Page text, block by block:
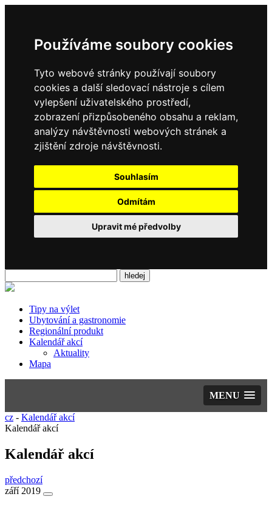
Používáme soubory cookies
Tyto webové stránky používají soubory
cookies a další sledovací nástroje s cílem
vylepšení uživatelského prostředí,
zobrazení přizpůsobeného obsahu a reklam,
analýzy návštěvnosti webových stránek a
zjištění zdroje návštěvnosti.
Souhlasím
Odmítám
Upravit mé předvolby
Tipy na výlet
Ubytování a gastronomie
Regionální produkt
Kalendář akcí
Aktuality
Mapa
MENU
cz - Kalendář akcí
Kalendář akcí
Kalendář akcí
předchozí
září 2019